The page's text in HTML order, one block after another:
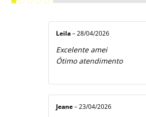
Leila – 28/04/2026
Excelente amei
Ótimo atendimento
Jeane – 23/04/2026